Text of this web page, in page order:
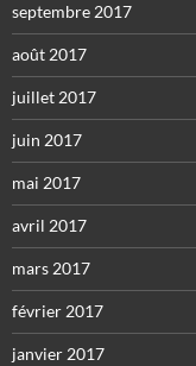
septembre 2017
août 2017
juillet 2017
juin 2017
mai 2017
avril 2017
mars 2017
février 2017
janvier 2017